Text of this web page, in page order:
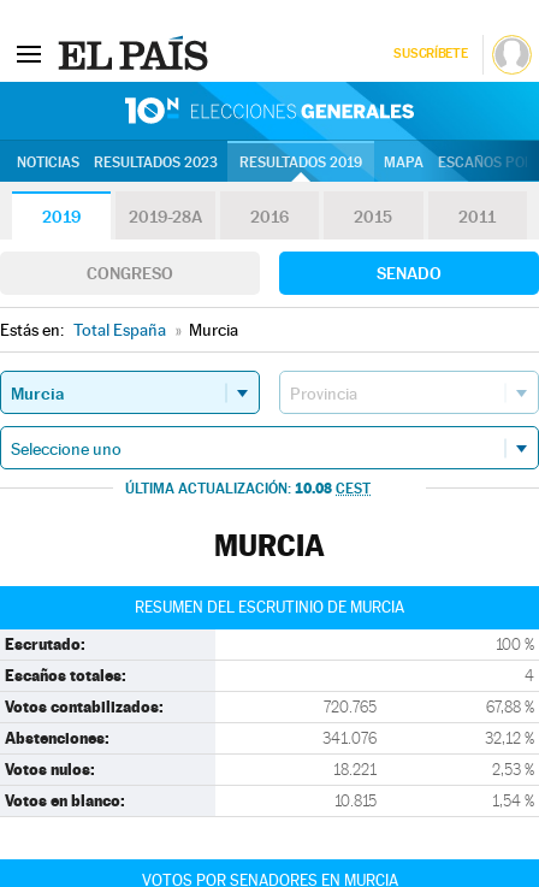
SUSCRÍBETE
NOTICIAS RESULTADOS 2023 RESULTADOS 2019 MAPA ESCAÑOS
2019 2019-28A 2016 2015 2011
CONGRESO SENADO
Estás en: Total España » Murcia
ÚLTIMA ACTUALIZACIÓN: 10.08 CEST
MURCIA
RESUMEN DEL ESCRUTINIO DE MURCIA
Escrutado: 100 %
Escaños totales: 4
Votos contabilizados: 720.765 67,88 %
Abstenciones: 341.076 32,12 %
Votos nulos: 18.221 2,53 %
Votos en blanco: 10.815 1,54 %
VOTOS POR SENADORES EN MURCIA